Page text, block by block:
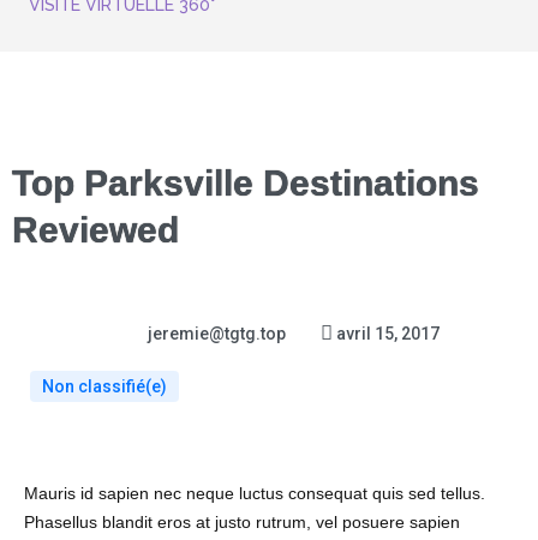
VISITE VIRTUELLE 360°
Top Parksville Destinations
Reviewed
jeremie@tgtg.top avril 15, 2017
Non classifié(e)
Mauris id sapien nec neque luctus consequat quis sed tellus.
Phasellus blandit eros at justo rutrum, vel posuere sapien